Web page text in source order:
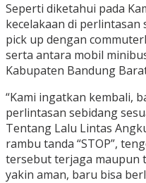
Seperti diketahui pada
kecelakaan di
pick up dengan
serta antara mobil
Kabupaten Bandung
“Kami ingatkan kembali,
perlintasan sebidang
Tentang Lalu Lintas
rambu tanda “STOP”,
tersebut terjaga maupun
yakin aman, baru bisa